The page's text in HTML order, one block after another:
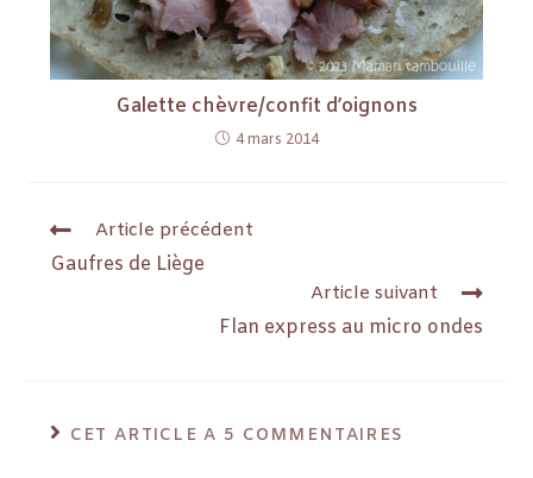
Galette chèvre/confit d’oignons
4 mars 2014
Article précédent
Gaufres de Liège
Article suivant
Flan express au micro ondes
CET ARTICLE A 5 COMMENTAIRES